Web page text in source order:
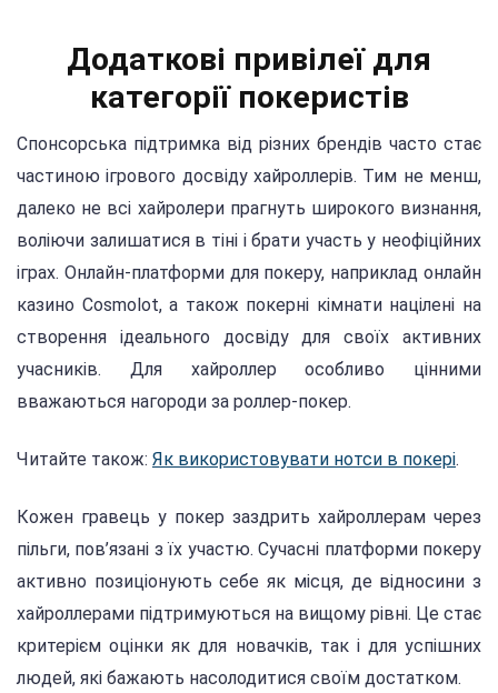
Додаткові привілеї для
категорії покеристів
Спонсорська підтримка від різних брендів часто стає
частиною ігрового досвіду хайроллерів. Тим не менш,
далеко не всі хайролери прагнуть широкого визнання,
воліючи залишатися в тіні і брати участь у неофіційних
іграх. Онлайн-платформи для покеру, наприклад онлайн
казино Cosmolot, а також покерні кімнати націлені на
створення ідеального досвіду для своїх активних
учасників. Для хайроллер особливо цінними
вважаються нагороди за роллер-покер.
Читайте також: Як використовувати нотси в покері.
Кожен гравець у покер заздрить хайроллерам через
пільги, пов’язані з їх участю. Сучасні платформи покеру
активно позиціонують себе як місця, де відносини з
хайроллерами підтримуються на вищому рівні. Це стає
критерієм оцінки як для новачків, так і для успішних
людей, які бажають насолодитися своїм достатком.